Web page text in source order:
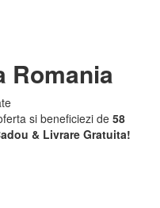
Romania
si beneficiezi de 58
& Livrare Gratuita!